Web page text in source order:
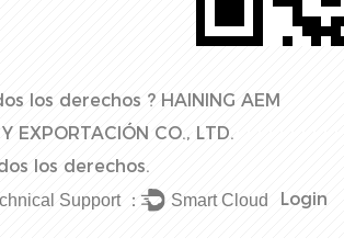
los derechos ? HAINING AEM
EXPORTACIÓN CO., LTD.
los derechos.
Login
Support ： Smart Cloud